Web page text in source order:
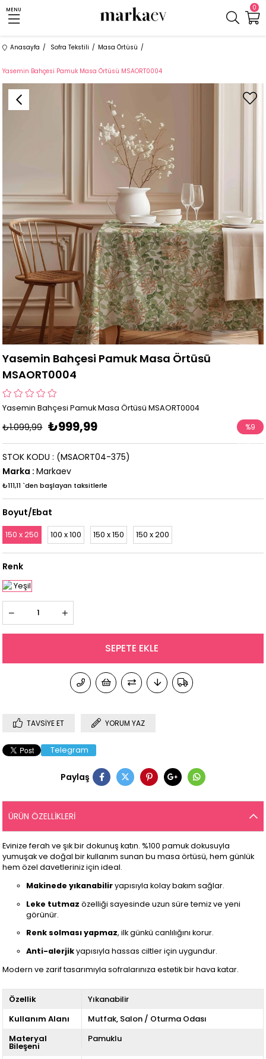
0
MENU
Anasayfa Sofra Tekstili Masa Örtüsü
Yasemin Bahçesi Pamuk Masa Örtüsü MSAORT0004
Yasemin Bahçesi Pamuk Masa Örtüsü
MSAORT0004
Yasemin Bahçesi Pamuk Masa Örtüsü MSAORT0004
₺1.099,99 ₺999,99 %9
İndirim
(MSAORT04-375)
STOK KODU
Marka : Markaev
₺111,11 `den başlayan taksitlerle
Boyut/Ebat
150 x 250 100 x 100 150 x 150 150 x 200
Renk
TAVSIYE ET YORUM YAZ
Telegram
Paylaş
ÜRÜN ÖZELLIKLERI
Evinize ferah ve şık bir dokunuş katın. %100 pamuk dokusuyla
yumuşak ve doğal bir kullanım sunan bu masa örtüsü, hem günlük
hem özel davetleriniz için ideal.
Makinede yıkanabiliryapısıyla kolay bakım sağlar.
Leke tutmaz özelliği sayesinde uzun süre temiz ve yeni
görünür.
Renk solması yapmaz, ilk günkü canlılığını korur.
Anti-alerjikyapısıyla hassas ciltler için uygundur.
Modern ve zarif tasarımıyla sofralarınıza estetik bir hava katar.
Özellik
Yıkanabilir
Kullanım Alanı
Mutfak Salon / Oturma Odası
Materyal
Bileşeni
Pamuklu